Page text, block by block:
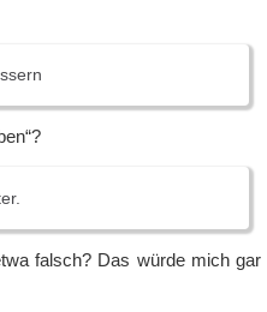
falsch? Das würde mich gar